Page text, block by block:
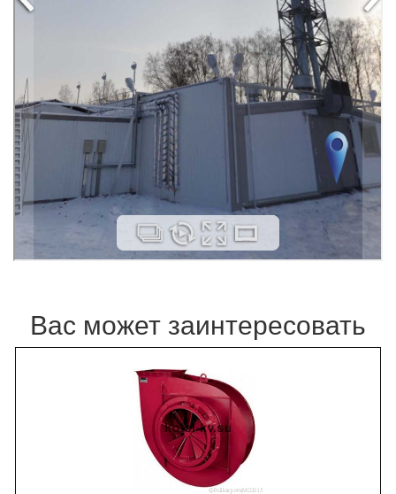
Вас может заинтересовать